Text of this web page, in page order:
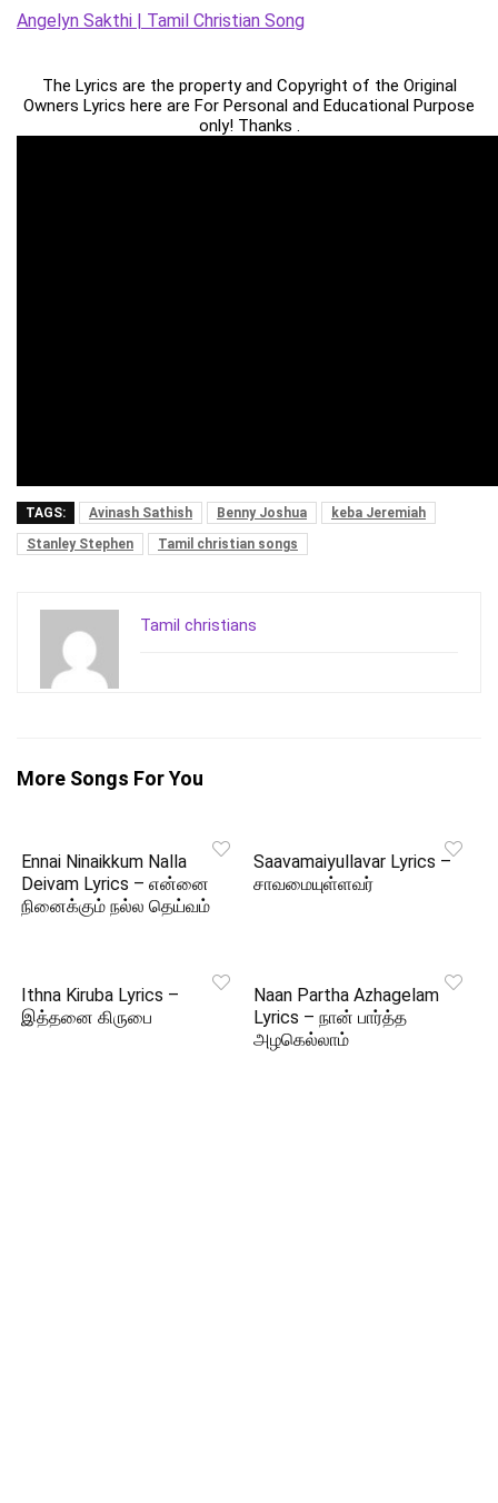
Angelyn Sakthi | Tamil Christian Song
The Lyrics are the property and Copyright of the Original
Owners Lyrics here are For Personal and Educational Purpose
only! Thanks .
TAGS: Avinash Sathish Benny Joshua
keba Jeremiah
Stanley Stephen
Tamil christian songs
Tamil christians
More Songs For You
Ennai Ninaikkum Nalla
Deivam Lyrics – என்னை
நினைக்கும் நல்ல தெய்வம்
Saavamaiyullavar Lyrics –
சாவமையுள்ளவர்
Ithna Kiruba Lyrics –
இத்தனை கிருபை
Naan Partha Azhagelam
Lyrics – நான் பார்த்த
அழகெல்லாம்